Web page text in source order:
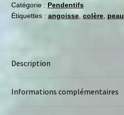
Catégorie : Pendentifs
Étiquettes : angoisse, colère, peau
Description
Informations complémentaires